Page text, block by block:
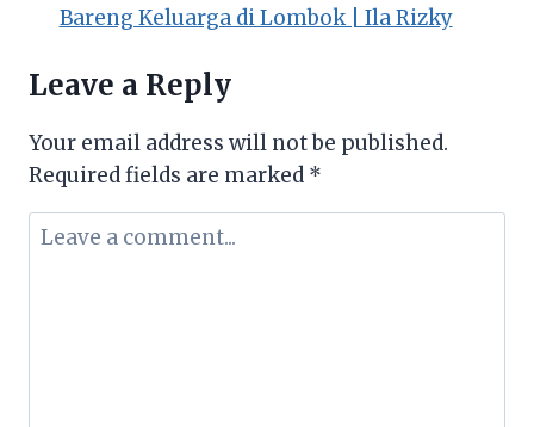
Bareng Keluarga di Lombok | Ila Rizky
Leave a Reply
Your email address will not be published.
Required fields are marked *